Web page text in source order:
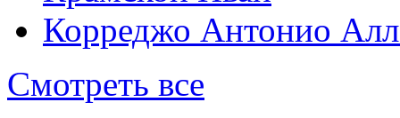
Корреджо Антонио
Смотреть все